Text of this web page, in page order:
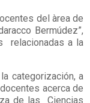
del àrea de
Bermúdez”,
relacionadas a la
categorización, a
acerca de
de las Ciencias